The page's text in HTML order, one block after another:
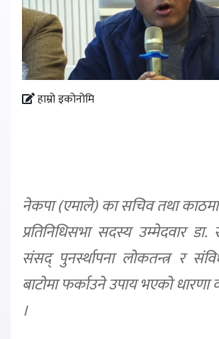
हाम्रो इकोनोमि
नेकपा (एमाले) का सचिव तथा
प्रतिनिधिसभा सदस्य उम्मेदवार डा.
संसद् पुनर्स्थापना लोकतन्त्र र
बाटोमा फर्काउने उपाय भएको
।